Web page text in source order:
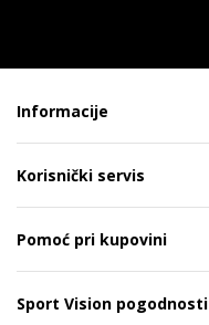
Informacije
Korisnički servis
Pomoć pri kupovini
Sport Vision pogodnosti